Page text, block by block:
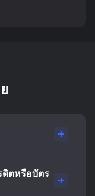
ดิตหรือบัตร